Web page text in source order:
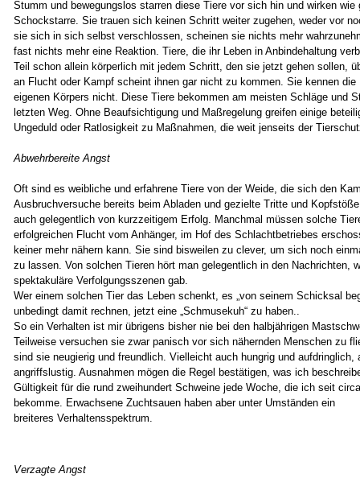
Stumm und bewegungslos starren diese Tiere vor sich hin und wirken wie
Schockstarre. Sie trauen sich keinen Schritt weiter zugehen, weder vor
sie sich in sich selbst verschlossen, scheinen sie nichts mehr
fast nichts mehr eine Reaktion. Tiere, die ihr Leben in Anbindehaltung
Teil schon allein körperlich mit jedem Schritt, den sie jetzt gehen sollen,
an Flucht oder Kampf scheint ihnen gar nicht zu kommen. Sie kennen die
eigenen Körpers nicht. Diese Tiere bekommen am meisten Schläge und
letzten Weg. Ohne Beaufsichtigung und Maßregelung greifen einige
Ungeduld oder Ratlosigkeit zu Maßnahmen, die weit jenseits der
Abwehrbereite Angst
Oft sind es weibliche und erfahrene Tiere von der Weide, die sich den
Ausbruchversuche bereits beim Abladen und gezielte Tritte und
auch gelegentlich von kurzzeitigem Erfolg. Manchmal müssen solche
erfolgreichen Flucht vom Anhänger, im Hof des Schlachtbetriebes
keiner mehr nähern kann. Sie sind bisweilen zu clever, um sich noch
zu lassen. Von solchen Tieren hört man gelegentlich in den Nachrichten,
spektakuläre Verfolgungsszenen gab.
Wer einem solchen Tier das Leben schenkt, es „von seinem Schicksal
unbedingt damit rechnen, jetzt eine „Schmusekuh“ zu haben..
So ein Verhalten ist mir übrigens bisher nie bei den halbjährigen
Teilweise versuchen sie zwar panisch vor sich nähernden Menschen zu
sind sie neugierig und freundlich. Vielleicht auch hungrig und aufdringlich,
angriffslustig. Ausnahmen mögen die Regel bestätigen, was ich
Gültigkeit für die rund zweihundert Schweine jede Woche, die ich seit
bekomme. Erwachsene Zuchtsauen haben aber unter Umständen ein
breiteres Verhaltensspektrum.
Verzagte Angst